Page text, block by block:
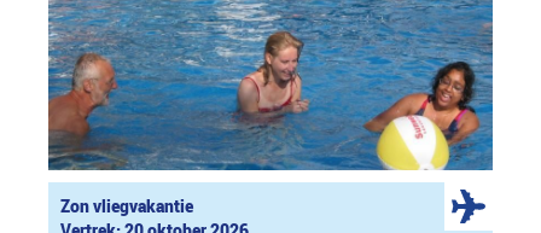
Zon vliegvakantie